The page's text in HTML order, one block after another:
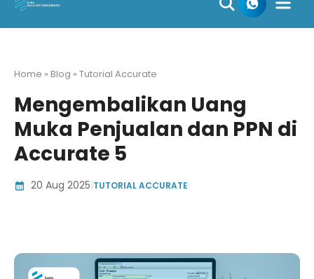
Skip
Home » Blog » Tutorial Accurate
Mengembalikan Uang
Muka Penjualan dan PPN di
Accurate 5
20 Aug 2025|TUTORIAL ACCURATE